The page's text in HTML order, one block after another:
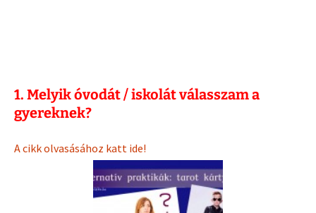
1. Melyik óvodát / iskolát válasszam a
gyereknek?
A cikk olvasásához katt ide!